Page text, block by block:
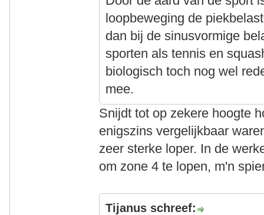
loopbeweging de
dan bij de sinusvormige
sporten als tennis en
biologisch toch nog wel
mee.
Snijdt tot op zekere hoogte
enigszins vergelijkbaar
zeer sterke loper. In de
om zone 4 te lopen, m'n
Tijanus schreef: